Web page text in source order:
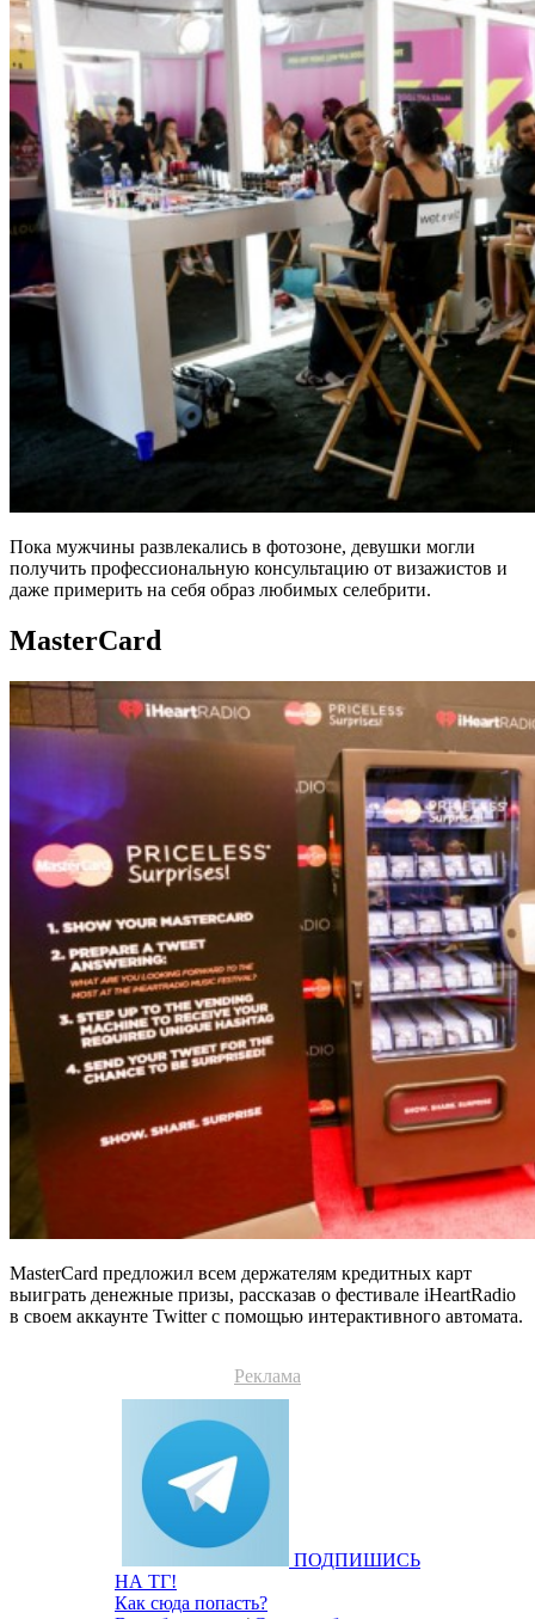
Пока мужчины развлекались в фотозоне, девушки могли
получить профессиональную консультацию от визажистов и
даже примерить на себя образ любимых селебрити.
MasterCard
MasterCard предложил всем держателям кредитных карт
выиграть денежные призы, рассказав о фестивале iHeartRadio
в своем аккаунте Twitter с помощью интерактивного автомата.
Реклама
ПОДПИШИСЬ
НА ТГ!
Как сюда попасть?